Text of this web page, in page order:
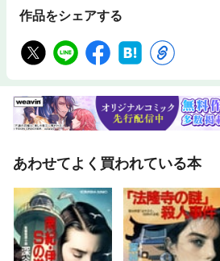
作品をシェアする
あわせてよく買われている本